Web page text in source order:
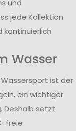
und
jede Kollektion
Wasser
ist der
ein wichtiger
Deshalb setzt
freie